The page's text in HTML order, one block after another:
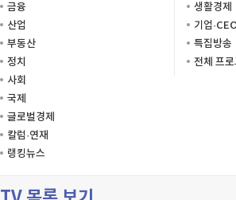
금융
산업
부동산
정치
사회
국제
글로벌경제
칼럼·연재
랭킹뉴스
생활경제
기업
특집방송
전체 프